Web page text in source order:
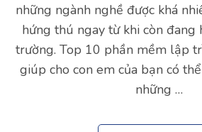
những ngành nghề được khá
hứng thú ngay từ khi còn đang
trường. Top 10 phần mềm lập
giúp cho con em của bạn có
những …